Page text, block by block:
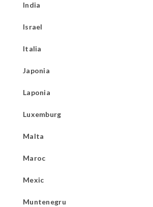
India
Israel
Italia
Japonia
Laponia
Luxemburg
Malta
Maroc
Mexic
Muntenegru